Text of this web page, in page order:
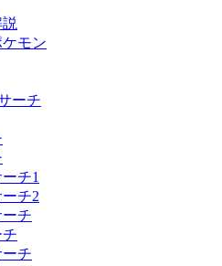
モン
ーチ
チ1
チ2
チ
チ